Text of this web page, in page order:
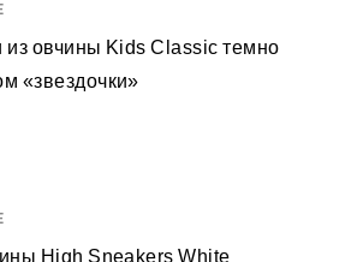
из овчины Kids Classic темно
«звездочки»
High Sneakers White